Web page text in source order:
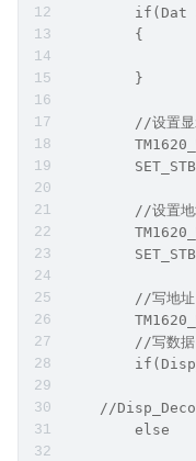
if(Dat
	{
	}
//设置
//设置
//写地
//写数
//
	else